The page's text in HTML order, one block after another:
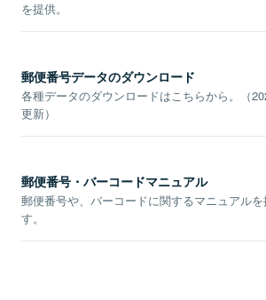
を提供。
郵便番号データのダウンロード
各種データのダウンロードはこちらから。（
更新）
郵便番号・バーコードマニュアル
郵便番号や、バーコードに関するマニュアルを
す。